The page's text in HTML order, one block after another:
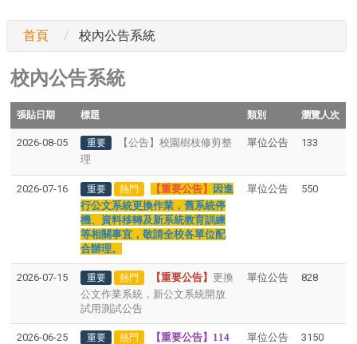
首頁 校內公告系統
校內公告系統
張貼日期 標題 類別 瀏覽人次
2026-08-05 重要
【公告】校園樹枝修剪整
理
單位公告 133
2026-07-16 重要 熱門 【重要公告】
因進
行公文系統更換作業，舊系統停
機、資料移轉及新系統教育訓練
等相關事宜，敬請全校各單位配
合辦理。
單位公告 550
2026-07-15 重要 熱門 【重要公告】更換
公文作業系統，新公文系統開放
試用測試公告
單位公告 828
2026-06-25 重要 熱門
【重要公告】114
單位公告 3150